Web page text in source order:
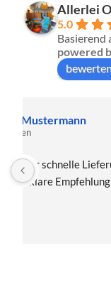
Allerlei
5.0
Basierend
powered
Christa
Toller Shop,
Hammer war
Samstag